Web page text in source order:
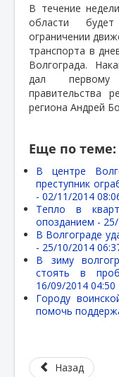
В течение
области
ограничении
транспорта в
Волгограда.
дал первому
правительства
региона Андрей
Еще по теме:
В центре
преступник
- 02/11/2014
Тепло в
опозданием -
В Волгограде
- 25/10/2014
В зиму
стоять в
16/09/2014 04:50
Городу
помочь
Назад